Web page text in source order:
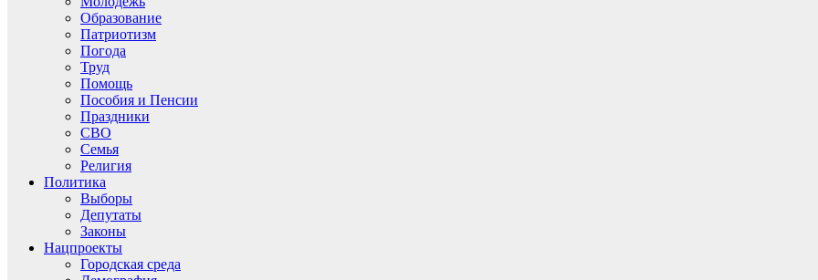
Образование
Патриотизм
Погода
Труд
Помощь
Пособия и Пенсии
Праздники
СВО
Семья
Религия
Политика
Выборы
Депутаты
Законы
Нацпроекты
Городская среда